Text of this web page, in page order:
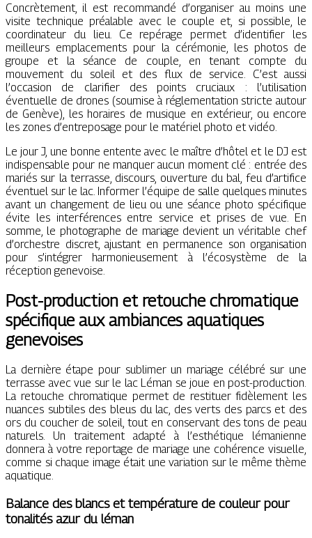
Concrètement, il est recommandé d’organiser au moins une
visite technique préalable avec le couple et, si possible, le
coordinateur du lieu. Ce repérage permet d’identifier les
meilleurs emplacements pour la cérémonie, les photos de
groupe et la séance de couple, en tenant compte du
mouvement du soleil et des flux de service. C’est aussi
l’occasion de clarifier des points cruciaux : l’utilisation
éventuelle de drones (soumise à réglementation stricte autour
de Genève), les horaires de musique en extérieur, ou encore
les zones d’entreposage pour le matériel photo et vidéo.
Le jour J, une bonne entente avec le maître d’hôtel et le DJ est
indispensable pour ne manquer aucun moment clé : entrée des
mariés sur la terrasse, discours, ouverture du bal, feu d’artifice
éventuel sur le lac. Informer l’équipe de salle quelques minutes
avant un changement de lieu ou une séance photo spécifique
évite les interférences entre service et prises de vue. En
somme, le photographe de mariage devient un véritable chef
d’orchestre discret, ajustant en permanence son organisation
pour s’intégrer harmonieusement à l’écosystème de la
réception genevoise.
Post-production et retouche chromatique
spécifique aux ambiances aquatiques
genevoises
La dernière étape pour sublimer un mariage célébré sur une
terrasse avec vue sur le lac Léman se joue en post-production.
La retouche chromatique permet de restituer fidèlement les
nuances subtiles des bleus du lac, des verts des parcs et des
ors du coucher de soleil, tout en conservant des tons de peau
naturels. Un traitement adapté à l’esthétique lémanienne
donnera à votre reportage de mariage une cohérence visuelle,
comme si chaque image était une variation sur le même thème
aquatique.
Balance des blancs et température de couleur pour
tonalités azur du léman